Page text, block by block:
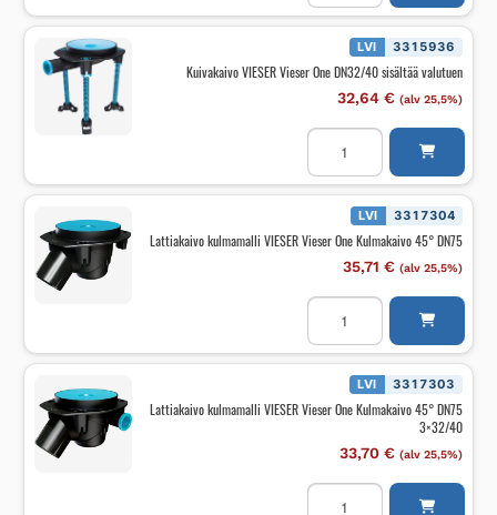
One
DN32/40
valutukea
määrä
LVI 3315936
Kuivakaivo VIESER Vieser One DN32/40 sisältää valutuen
32,64 € (alv 25,5%)
Kuivakaivo
VIESER
One
DN32/40
sisältää
valutuen
määrä
LVI 3317304
Lattiakaivo kulmamalli VIESER Vieser One Kulmakaivo 45° DN75
35,71 € (alv 25,5%)
Lattiakaivo
kulmamalli
Vieser
One
Kulmakaivo
DN75
LVI 3317303
Lattiakaivo kulmamalli VIESER Vieser One Kulmakaivo 45° DN75
3×32/40
33,70 € (alv 25,5%)
Lattiakaivo
kulmamalli